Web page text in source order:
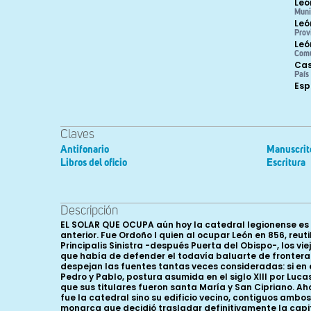
País
Claves
Antifonario
Libros del oficio
Escritura
Descripción
EL SOLAR QUE OCUPA aún hoy la catedral legionense es el mismo que tiene asignado desde el año 917. No obstante, la iglesia mayor de la ciudad conoció un emplazamiento anterior. Fue Ordoño I quien al ocupar León en 856, reutilizó como residencia palatina las partes que subsistían del complejo termal romano: intramuros y contiguos a la puerta Principalis Sinistra -después Puerta del Obispo-, los viejos baños se extendían desde el portalón hasta el actual claustro catedralicio. El mismo rey, además, restauró la muralla que había de defender el todavía baluarte de frontera e instituyó en la plaza una inédita sede episcopal. La localización inicial de la cátedra supone una incógnita que no despejan las fuentes tantas veces consideradas: si en el mismo siglo X el obispo maragato Sampiro afirmaba que estuvo alojada en un templo extramuros dedicado a los santos Pedro y Pablo, postura asumida en el siglo XIII por Lucas de Tuy y Rodrigo Jiménez de Rada y en el presente por Estepa, el padre Manuel Risco estuvo persuadido a fines del XVIII de que sus titulares fueron santa María y San Cipriano. Ahora bien, un documento firmado por el obispo Frunimio II en 917 permite inferir que la iglesia de Santa María y San Cipriano no fue la catedral sino su edificio vecino, contiguos ambos a la Puerta del Obispo y abiertos, posiblemente, sobre la Karrera, es decir la vigente calle Ancha. Ordoño II (914-924), monarca que decidió trasladar definitivamente la capitalidad del expansivo Reino asturiano al mediodía de la Cordillera Cantábrica, cedió parte de sus aulas regias y antaño baños públicos a Frunimio II (915-928) para que las reconvirtiera en sede episcopal: intus municione muri erant tres domos, que terme fuerant paganorum, et in tempore chris tianitas facte sunt aula regalis (J. PÉREZ DE URBEL, [ed.], 1952, pp. 311ss.). Este prelado consagró los altares de estos tres pabellones y los dedicó, respectivamente, a Santa María y todas las vírgenes, al Salvador y sus apóstoles y a san Juan Bautista y todos los mártires. Las advocaciones, hecho en absoluto casual, eran las mismas que regían en el grupo episcopal de Oviedo. Para el que se inauguraba en León el soberano concedió ornamentos de oro y plata (y acaso estimuló la redacción de la singular “Biblia de 920” custodiada en el Museo Catedralicio-Diocesano), transfirió varias posesiones y confirmó las ya detentadas desde el reinado de Ordoño I. Desde entonces aquel templo se convirtió en el que marco escenográfico de las coronaciones de los reyes leoneses, siempre escenificadas ante obispos, príncipes y dignatarios, como apuntó Quadrado. La cesión del solar palatino a la cátedra prelada no implicó el inmediato desalojo del conjunto residencial por parte del monarca. Por el contrario, durante una treintena de años los reyes debieron permanecer en un área particular del palacio. Pero a Ramiro II (931-950) esas aulas le resultaron ya insuficientes, por lo que mandó erigir sobre el viejo praetorium romano y junto a la puerta meridional de la ciudad -desde entonces llamada Archo de Rege- una nueva residencia, el Palat de Rey, a la que se